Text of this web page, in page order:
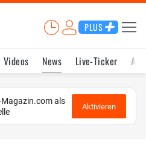
PLUS
Videos News Live-Ticker
als
Aktivieren